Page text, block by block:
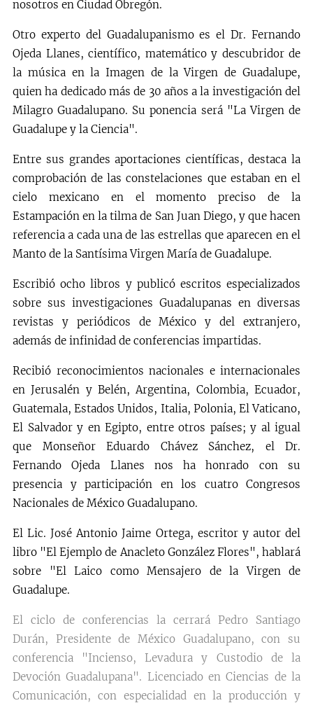
nosotros en Ciudad Obregón.
Otro experto del Guadalupanismo es el Dr. Fernando
Ojeda Llanes, científico, matemático y descubridor de
la música en la Imagen de la Virgen de Guadalupe,
quien ha dedicado más de 30 años a la investigación del
Milagro Guadalupano. Su ponencia será "La Virgen de
Guadalupe y la Ciencia".
Entre sus grandes aportaciones científicas, destaca la
comprobación de las constelaciones que estaban en el
cielo mexicano en el momento preciso de la
Estampación en la tilma de San Juan Diego, y que hacen
referencia a cada una de las estrellas que aparecen en el
Manto de la Santísima Virgen María de Guadalupe.
Escribió ocho libros y publicó escritos especializados
sobre sus investigaciones Guadalupanas en diversas
revistas y periódicos de México y del extranjero,
además de infinidad de conferencias impartidas.
Recibió reconocimientos nacionales e internacionales
en Jerusalén y Belén, Argentina, Colombia, Ecuador,
Guatemala, Estados Unidos, Italia, Polonia, El Vaticano,
El Salvador y en Egipto, entre otros países; y al igual
que Monseñor Eduardo Chávez Sánchez, el Dr.
Fernando Ojeda Llanes nos ha honrado con su
presencia y participación en los cuatro Congresos
Nacionales de México Guadalupano.
El Lic. José Antonio Jaime Ortega, escritor y autor del
libro "El Ejemplo de Anacleto González Flores", hablará
sobre "El Laico como Mensajero de la Virgen de
Guadalupe.
El ciclo de conferencias la cerrará Pedro Santiago
Durán, Presidente de México Guadalupano, con su
conferencia "Incienso, Levadura y Custodio de la
Devoción Guadalupana". Licenciado en Ciencias de la
Comunicación, con especialidad en la producción y